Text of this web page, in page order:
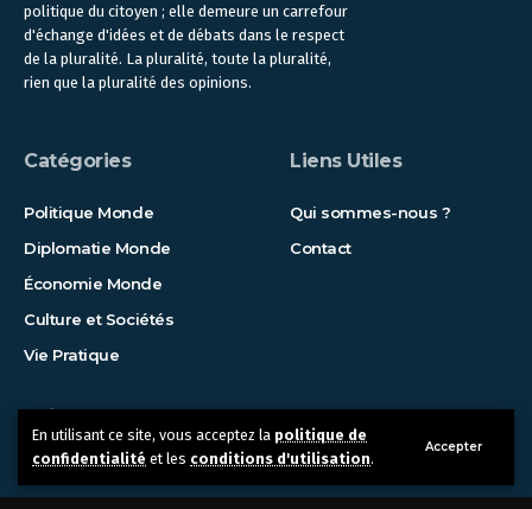
En utilisant ce site, vous acceptez la politique de
confidentialité et les conditions d'utilisation.
Accepter
politique du citoyen ; elle demeure un carrefour
d'échange d'idées et de débats dans le respect
de la pluralité. La pluralité, toute la pluralité,
rien que la pluralité des opinions.
Catégories
Politique Monde
Diplomatie Monde
Économie Monde
Culture et Sociétés
Vie Pratique
Liens Utiles
Qui sommes-nous ?
Contact